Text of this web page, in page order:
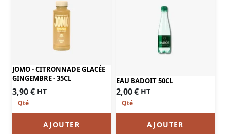
JOMO - CITRONNADE GLACÉE
GINGEMBRE - 35CL
3,90€ HT
AJOUTER
EAU BADOIT 50CL
2,00€ HT
AJOUTER